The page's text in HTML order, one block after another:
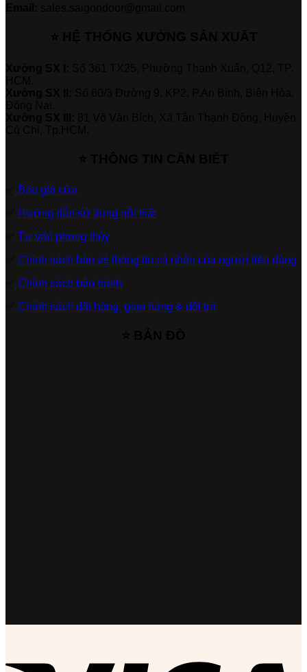
Báo giá cửa
Hướng dẫn sử dụng nội thất
Tư vấn phong thủy
Chính sách bảo vệ thông tin cá nhân của người tiêu dùng
Chính sách bảo hành
Chính sách đặt hàng, giao hàng & đổi trả